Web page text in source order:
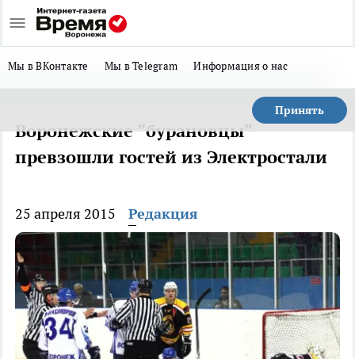
Мы в ВКонтакте Мы в Telegram Информация о нас
Принять
Воронежские "бурановцы"
превзошли гостей из Электростали
25 апреля 2015 Редакция